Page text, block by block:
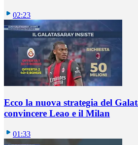
02:23
Ecco la nuova strategia del
convincere Leao e il Milan
01:33